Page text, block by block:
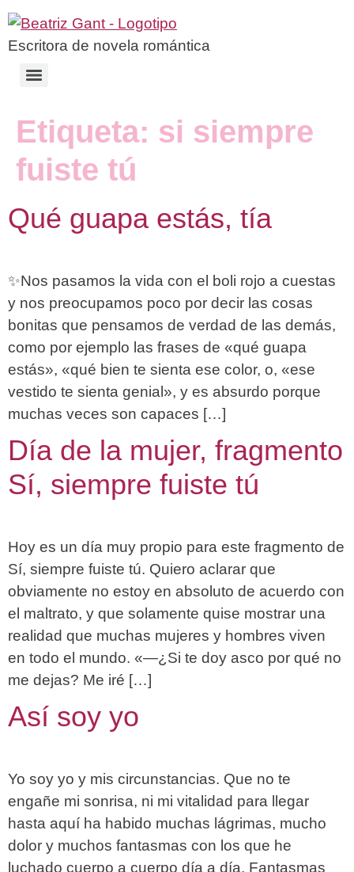
Escritora de novela romántica
Etiqueta: si siempre
fuiste tú
Qué guapa estás, tía
✨Nos pasamos la vida con el boli rojo a cuestas
y nos preocupamos poco por decir las cosas
bonitas que pensamos de verdad de las demás,
como por ejemplo las frases de «qué guapa
estás», «qué bien te sienta ese color, o, «ese
vestido te sienta genial», y es absurdo porque
muchas veces son capaces […]
Día de la mujer, fragmento
Sí, siempre fuiste tú
Hoy es un día muy propio para este fragmento de
Sí, siempre fuiste tú. Quiero aclarar que
obviamente no estoy en absoluto de acuerdo con
el maltrato, y que solamente quise mostrar una
realidad que muchas mujeres y hombres viven
en todo el mundo. «—¿Si te doy asco por qué no
me dejas? Me iré […]
Así soy yo
Yo soy yo y mis circunstancias. Que no te
engañe mi sonrisa, ni mi vitalidad para llegar
hasta aquí ha habido muchas lágrimas, mucho
dolor y muchos fantasmas con los que he
luchado cuerpo a cuerpo día a día. Fantasmas